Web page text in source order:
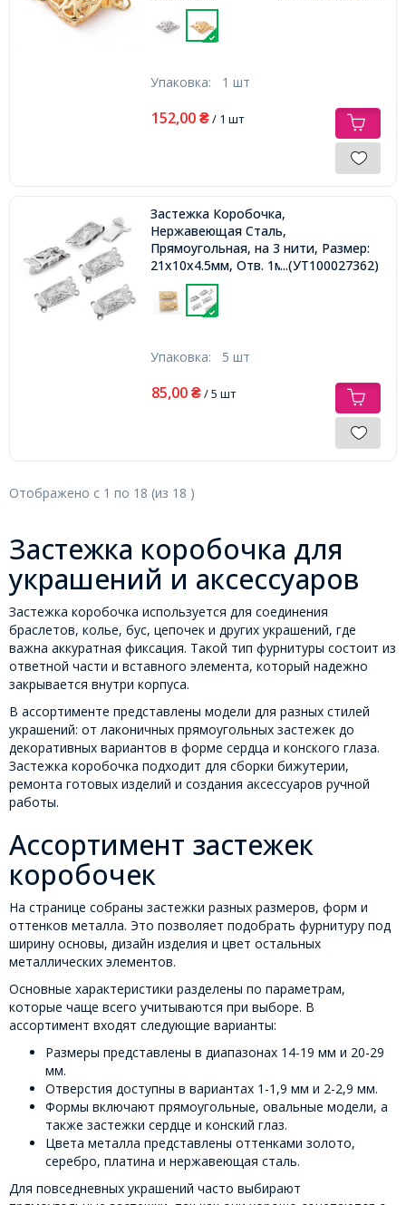
Упаковка: 1 шт
152,00 ₴/ 1 шт
Застежка Коробочка,
Нержавеющая Сталь,
Прямоугольная, на 3 нити, Размер:
21х10х4.5мм, Отв. 1мм,...(УТ100027362)
Упаковка: 5 шт
85,00 ₴/ 5 шт
Отображено с 1 по 18 (из 18 )
Застежка коробочка для
украшений и аксессуаров
Застежка коробочка используется для соединения
браслетов, колье, бус, цепочек и других украшений, где
важна аккуратная фиксация. Такой тип фурнитуры состоит из
ответной части и вставного элемента, который надежно
закрывается внутри корпуса.
В ассортименте представлены модели для разных стилей
украшений: от лаконичных прямоугольных застежек до
декоративных вариантов в форме сердца и конского глаза.
Застежка коробочка подходит для сборки бижутерии,
ремонта готовых изделий и создания аксессуаров ручной
работы.
Ассортимент застежек
коробочек
На странице собраны застежки разных размеров, форм и
оттенков металла. Это позволяет подобрать фурнитуру под
ширину основы, дизайн изделия и цвет остальных
металлических элементов.
Основные характеристики разделены по параметрам,
которые чаще всего учитываются при выборе. В
ассортимент входят следующие варианты:
Размеры представлены в диапазонах 14-19 мм и 20-29
мм.
Отверстия доступны в вариантах 1-1,9 мм и 2-2,9 мм.
Формы включают прямоугольные, овальные модели, а
также застежки сердце и конский глаз.
Цвета металла представлены оттенками золото,
серебро, платина и нержавеющая сталь.
Для повседневных украшений часто выбирают